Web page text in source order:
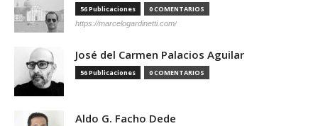
56 Publicaciones 0 COMENTARIOS
https://marcelogardinetti.com/
José del Carmen Palacios Aguilar
56 Publicaciones 0 COMENTARIOS
Aldo G. Facho Dede